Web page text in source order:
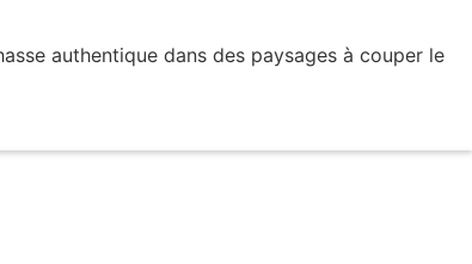
authentique dans des paysages à couper le